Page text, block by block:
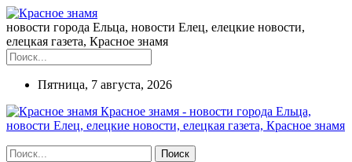
новости города Ельца, новости Елец, елецкие новости,
елецкая газета, Красное знамя
Пятница, 7 августа, 2026
Красное знамя - новости города Ельца,
новости Елец, елецкие новости, елецкая газета, Красное знамя